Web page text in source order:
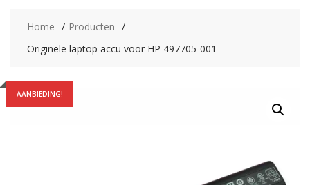
Home
Producten
Originele laptop accu voor HP 497705-001
AANBIEDING!